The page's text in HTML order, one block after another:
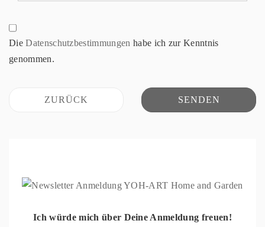
DieDatenschutzbestimmungen habe ich zur Kenntnis
genommen.
ZURÜCK SENDEN
Ich würde mich über Deine Anmeldung freuen!